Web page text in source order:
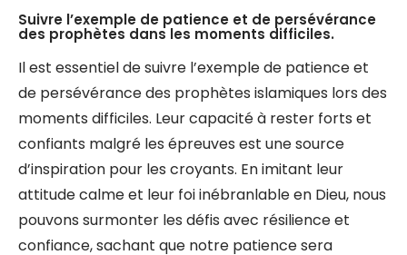
Suivre l’exemple de patience et de persévérance
des prophètes dans les moments difficiles.
Il est essentiel de suivre l’exemple de patience et
de persévérance des prophètes islamiques lors des
moments difficiles. Leur capacité à rester forts et
confiants malgré les épreuves est une source
d’inspiration pour les croyants. En imitant leur
attitude calme et leur foi inébranlable en Dieu, nous
pouvons surmonter les défis avec résilience et
confiance, sachant que notre patience sera